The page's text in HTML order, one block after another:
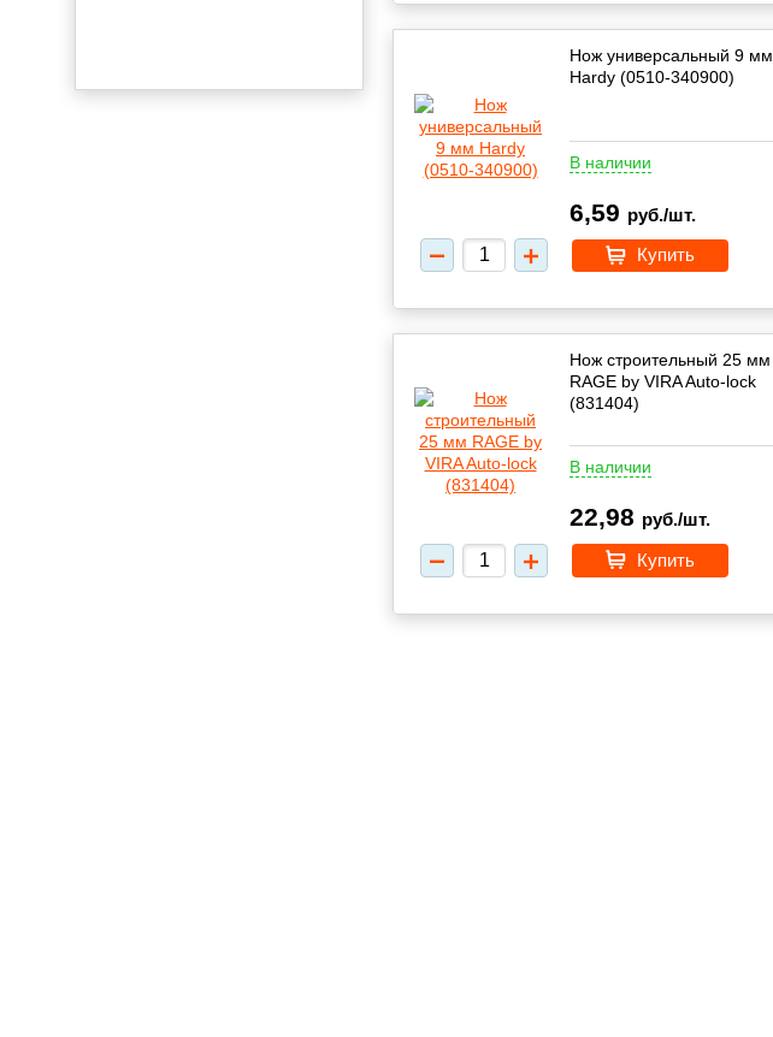
Нож универсальный 9 мм
Hardy (0510-340900)
В наличии
6,59 руб./шт.
Купить
Нож строительный 25 мм
RAGE by VIRA Auto-lock
(831404)
В наличии
22,98 руб./шт.
Купить